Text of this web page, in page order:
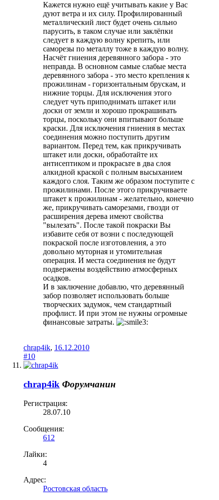
Кажется нужно ещё учитывать какие у Вас
дуют ветра и их силу. Профилированный
металлический лист будет очень сильно
парусить, в таком случае или заклёпки
следует в каждую волну крепить, или
саморезы по металлу тоже в каждую волну.
Насчёт гниения деревянного забора - это
неправда. В основном самые слабые места
деревянного забора - это место крепления к
прожилинам - горизонтальным брускам, и
нижние торцы. Для исключения этого
следует чуть приподнимать штакет или
доски от земли и хорошо прокрашивать
торцы, поскольку они впитывают больше
краски. Для исключения гниения в местах
соединения можно поступить другим
вариантом. Перед тем, как прикручивать
штакет или доски, обработайте их
антисептиком и прокрасьте в два слоя
алкидной краской с полным высыханием
каждого слоя. Таким же образом поступите с
прожилинами. После этого прикручиваете
штакет к прожилинам - желательно, конечно
же, прикручивать саморезами, гвозди от
расширения дерева имеют свойства
"вылезать". После такой покраски Вы
избавите себя от возни с последующей
покраской после изготовления, а это
довольно муторная и утомительная
операция. И места соединения не будут
подвержены воздействию атмосферных
осадков.
И в заключение добавлю, что деревянный
забор позволяет использовать больше
творческих задумок, чем стандартный
профлист. И при этом не нужны огромные
финансовые затраты.
chrap4ik, 16.12.2010
#10
chrap4ik Форумчанин
Регистрация:
28.07.10
Сообщения:
612
Лайки:
4
Адрес:
Ростовская область